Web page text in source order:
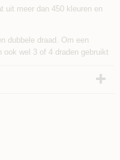
uit meer dan 450 kleuren en
dubbele draad. Om een
ook wel 3 of 4 draden gebruikt